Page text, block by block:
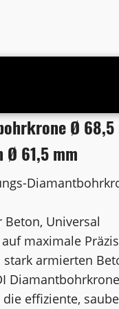
Ø 68,5
Ø 61,5 mm
Beton, Universal
auf maximale
stark armierten
effiziente,